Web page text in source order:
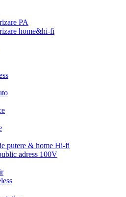
PA
home&hi-fi
putere & home Hi-fi
adress 100V